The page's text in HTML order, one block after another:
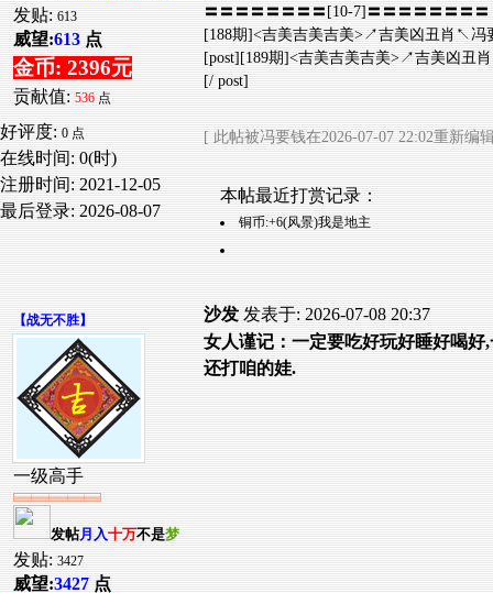
发贴: 613
威望:613 点
金币: 2396元
贡献值: 536 点
好评度: 0 点
在线时间: 0(时)
注册时间: 2021-12-05
最后登录: 2026-08-07
〓〓〓〓〓〓〓〓[10-7]〓〓〓〓〓〓〓〓
[188期]<吉美吉美吉美>↗吉美凶丑肖↖冯
[post][189期]<吉美吉美吉美>↗吉美凶丑
[/ post]
[ 此帖被冯要钱在2026-07-07 22:02重新编
本帖最近打赏记录：
铜币:+6(风景)我是地主
【战无不胜】
一级高手
发帖月入十万不是梦
发贴: 3427
威望:3427 点
沙发 发表于: 2026-07-08 20:37
女人谨记：一定要吃好玩好睡好喝
还打咱的娃.